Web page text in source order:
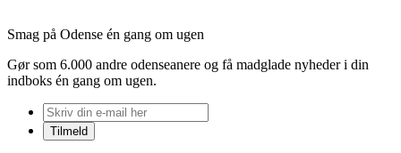
Smag på Odense én gang om ugen
Gør som 6.000 andre odenseanere og få madglade nyheder i din
indboks én gang om ugen.